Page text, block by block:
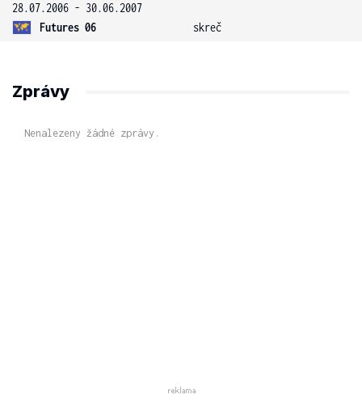
28.07.2006 - 30.06.2007
Futures 06
skreč
Zprávy
Nenalezeny žádné zprávy.